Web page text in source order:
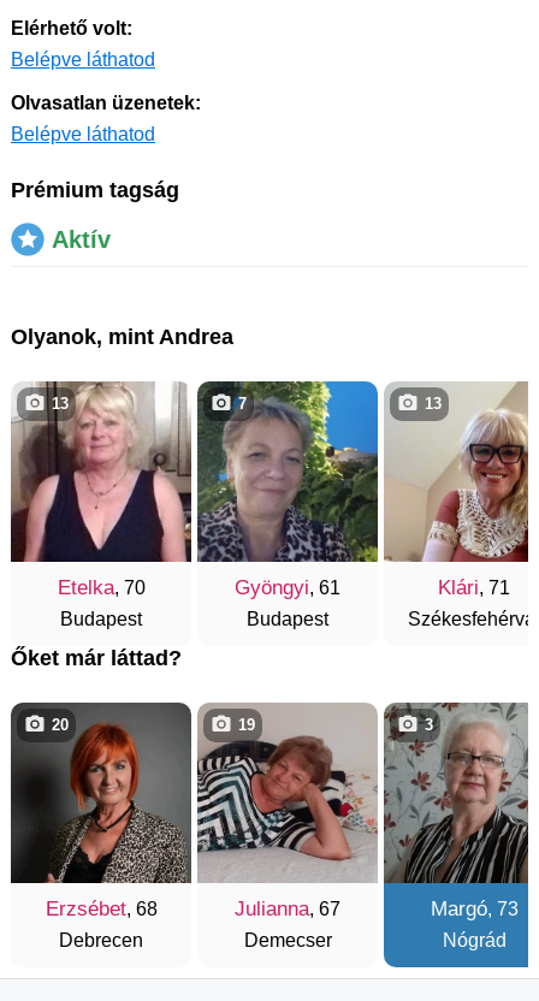
Elérhető volt:
Belépve láthatod
Olvasatlan üzenetek:
Belépve láthatod
Prémium tagság
Aktív
Olyanok, mint Andrea
Etelka, 70
Budapest
13
Gyöngyi, 61
Budapest
7
Klári, 71
13
Őket már láttad?
Erzsébet, 68
Debrecen
20
Julianna, 67
Demecser
19
Margó, 73
Nógrád
3